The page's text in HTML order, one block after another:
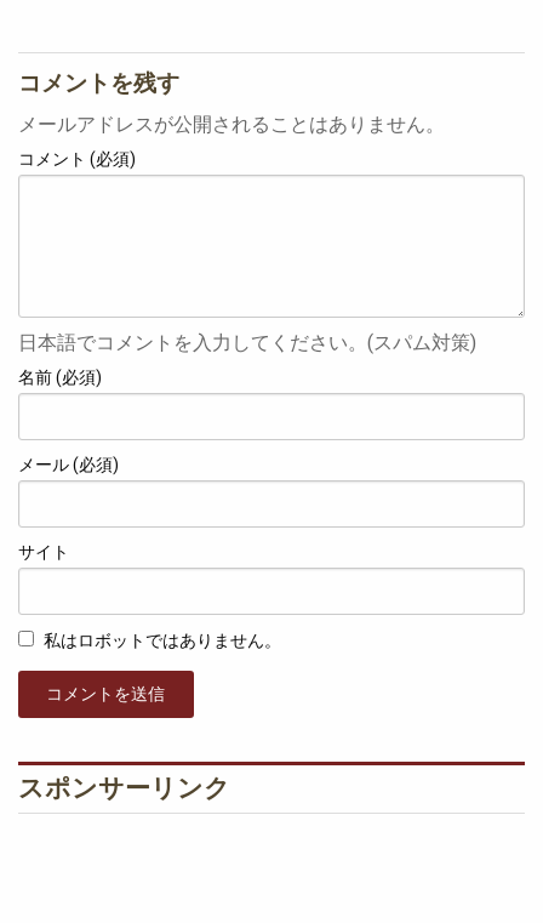
コメントを残す
メールアドレスが公開されることはありません。
コメント (必須)
日本語でコメントを入力してください。(スパム対策)
名前 (必須)
メール (必須)
サイト
私はロボットではありません。
コメントを送信
スポンサーリンク